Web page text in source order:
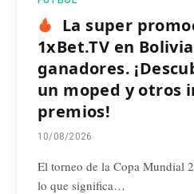
La super
1xBet.TV en
ganadores.
un moped y otros
premios!
10/08/2026
El torneo de la Copa Mundial
lo que significa…